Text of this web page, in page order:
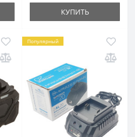
КУПИТЬ
Популярный